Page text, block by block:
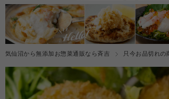
気仙沼から無添加お惣菜通販なら斉吉 只今お品切れの